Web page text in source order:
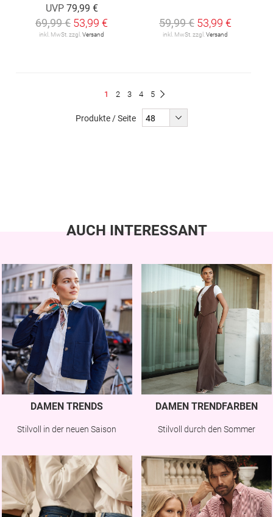
UVP 79,99 €
69,99 € 53,99 €
inkl. MwSt. zzgl. Versand
59,99 € 53,99 €
inkl. MwSt. zzgl. Versand
Du
1 Seite
2 Seite
3 Seite
4 Seite
5
Produkte / Seite
AUCH INTERESSANT
DAMEN TRENDS
Stilvoll in der neuen Saison
DAMEN TRENDFARBEN
Stilvoll durch den Sommer